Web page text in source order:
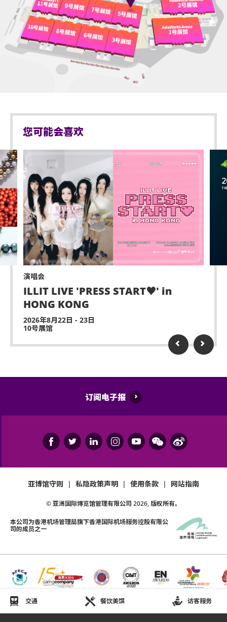
交通 餐饮美馔 访客服务
您可能会喜欢
演唱会
ILLIT LIVE 'PRESS START♥︎' in
HONG KONG
2026年8月22日 - 23日
10号展馆
订阅电子报
亚博馆守则 | 私隐政策声明 | 使用条款 | 网站指南
© 亚洲国际博览馆管理有限公司 2026, 版权所有。
本公司为香港机场管理局旗下香港国际机场服务控股有限公
司的成员之一